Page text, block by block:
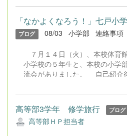
流会」が行われました。 会場
教員を含む教育関係者、保護者
関係者等が参集し、オンライン
名が参加しました。話題提供と
い児へのかかわりについて」と
表していただきました。家族の
学校・地域はどのような形で応
た。合同会社とわだみらい宮本
は「家庭と地域をつなぐ福祉の
て」という題目で発表していた
発表の中で『「つなぐ」とよく
「なかよくなろう！」七戸小
ブログ 08/03 小学部 連絡事項
７月１４日（火）、本校体育
小学校の５年生と、本校の小学
流会がありました。 自己紹介
れて交流しました。「みんなで
う」、「みんなで３０点を目指
みんなで力を合わせて行う特別
組みました。次の人にタッチし
高等部3学年 修学旅行 ブログ
高等部ＨＰ担当者